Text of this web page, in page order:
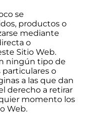
se
productos o
mediante
o
Sitio Web.
ningún tipo de
particulares o
a las que dan
derecho a retirar
momento los
Web.